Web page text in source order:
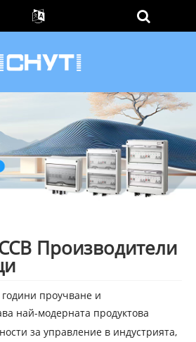
Производители
проучване и
най-модерната продуктова
за управление в индустрията,